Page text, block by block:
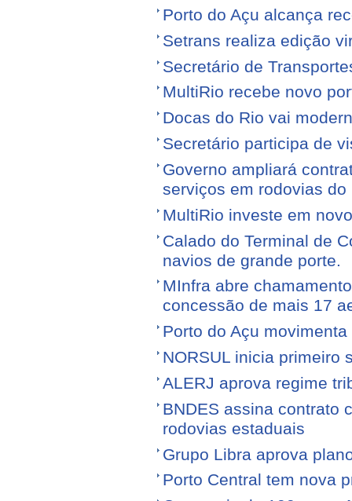
Porto do Açu alcança
Setrans realiza edição
Secretário de
MultiRio recebe novo
Docas do Rio vai
Secretário participa de
Governo ampliará
serviços em rodovias do
MultiRio investe em
Calado do Terminal de
navios de grande porte.
MInfra abre
concessão de mais 17
Porto do Açu
NORSUL inicia primeiro
ALERJ aprova regime
BNDES assina contrato
rodovias estaduais
Grupo Libra aprova
Porto Central tem nova